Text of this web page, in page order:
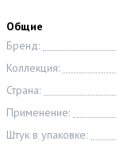
Общие
Бренд:
Коллекция:
Страна:
Применение:
Штук в упаковке: